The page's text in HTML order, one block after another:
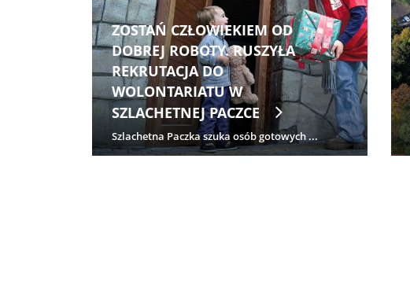
ZOSTAŃ CZŁOWIEKIEM OD
DOBREJ ROBOTY. RUSZYŁA
REKRUTACJA DO
WOLONTARIATU W
SZLACHETNEJ PACZCE
Szlachetna Paczka szuka osób gotowych ...